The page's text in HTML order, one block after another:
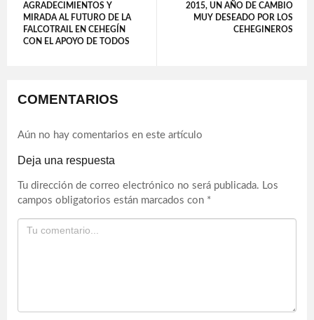
AGRADECIMIENTOS Y
MIRADA AL FUTURO DE LA
FALCOTRAIL EN CEHEGÍN
CON EL APOYO DE TODOS
2015, UN AÑO DE CAMBIO
MUY DESEADO POR LOS
CEHEGINEROS
COMENTARIOS
Aún no hay comentarios en este artículo
Deja una respuesta
Tu dirección de correo electrónico no será publicada. Los
campos obligatorios están marcados con *